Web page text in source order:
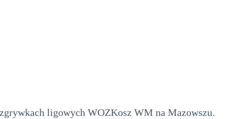
ligowych WOZKosz WM na Mazowszu.